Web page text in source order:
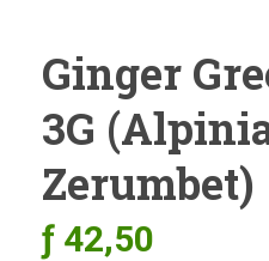
Ginger
3G
Zerumbet)
ƒ 42,50